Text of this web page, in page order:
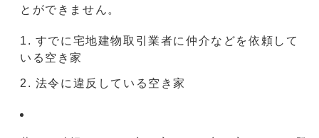
とができません。
すでに宅地建物取引業者に仲介などを依頼して
いる空き家
法令に違反している空き家